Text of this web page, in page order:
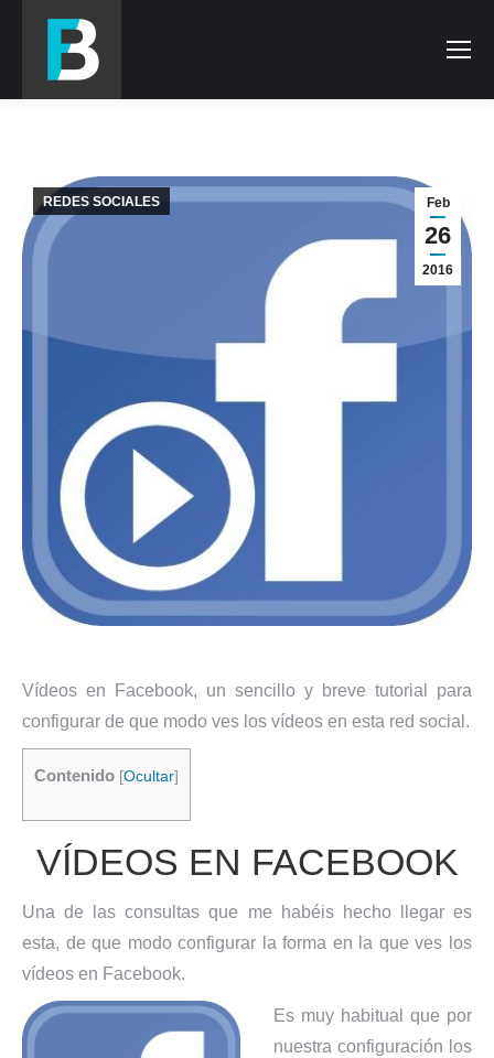
Feb
26
2016
REDES SOCIALES
Vídeos en Facebook, un sencillo y breve tutorial para
configurar de que modo ves los vídeos en esta red social.
Contenido [Ocultar]
VÍDEOS EN FACEBOOK
Una de las consultas que me habéis hecho llegar es
esta, de que modo configurar la forma en la que ves los
vídeos en Facebook.
Es muy habitual que por
nuestra configuración los